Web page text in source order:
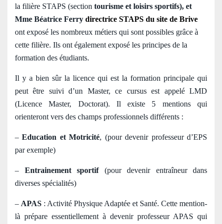
la filière STAPS (section tourisme et loisirs sportifs), et
Mme Béatrice Ferry directrice STAPS du site de Brive
ont exposé les nombreux métiers qui sont possibles grâce à
cette filière. Ils ont également exposé les principes de la
formation des étudiants.
Il y a bien sûr la licence qui est la formation principale qui
peut être suivi d’un Master, ce cursus est appelé LMD
(Licence Master, Doctorat). Il existe 5 mentions qui
orienteront vers des champs professionnels différents :
–Education et Motricité, (pour devenir professeur d’EPS
par exemple)
– Entrainement sportif(pour devenir entraîneur dans
diverses spécialités)
– APAS : Activité Physique Adaptée et Santé. Cette mention-
là prépare essentiellement à devenir professeur APAS qui